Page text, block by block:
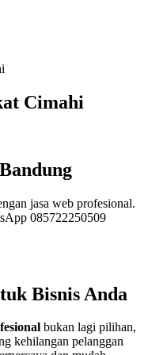
Cimahi
jasa web profesional.
085722250509
Bisnis Anda
bukan lagi pilihan,
kehilangan pelanggan